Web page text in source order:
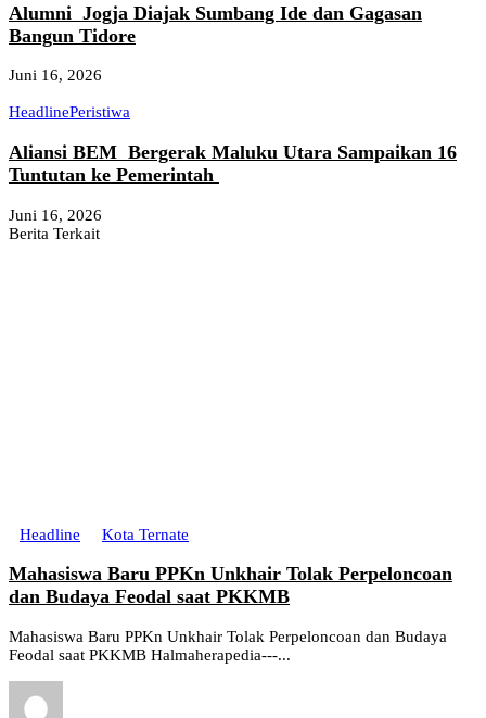
Alumni Jogja Diajak Sumbang Ide dan Gagasan
Bangun Tidore
Juni 16, 2026
HeadlinePeristiwa
Aliansi BEM Bergerak Maluku Utara Sampaikan 16
Tuntutan ke Pemerintah
Juni 16, 2026
Berita Terkait
Headline Kota Ternate
Mahasiswa Baru PPKn Unkhair Tolak Perpeloncoan
dan Budaya Feodal saat PKKMB
Mahasiswa Baru PPKn Unkhair Tolak Perpeloncoan dan Budaya
Feodal saat PKKMB Halmaherapedia---...